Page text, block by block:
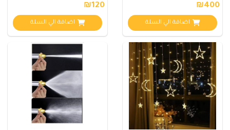
₪400
اضافة الي السلة
₪120
اضافة الي السلة